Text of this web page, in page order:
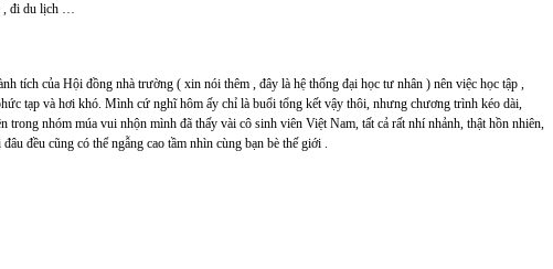
, đi du lịch …
tích của Hội đồng nhà trường ( xin nói thêm , đây là hệ thống đại học tư nhân ) nên việc học tập ,
tạp và hơi khó. Mình cứ nghĩ hôm ấy chỉ là buổi tổng kết vậy thôi, nhưng chương trình kéo dài,
nhóm múa vui nhộn mình đã thấy vài cô sinh viên Việt Nam, tất cả rất nhí nhảnh, thật hồn nhiên,
đều cũng có thể ngẫng cao tầm nhìn cùng bạn bè thế giới .